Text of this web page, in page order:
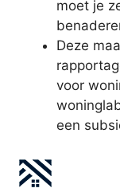
moet je
Deze
voor
een